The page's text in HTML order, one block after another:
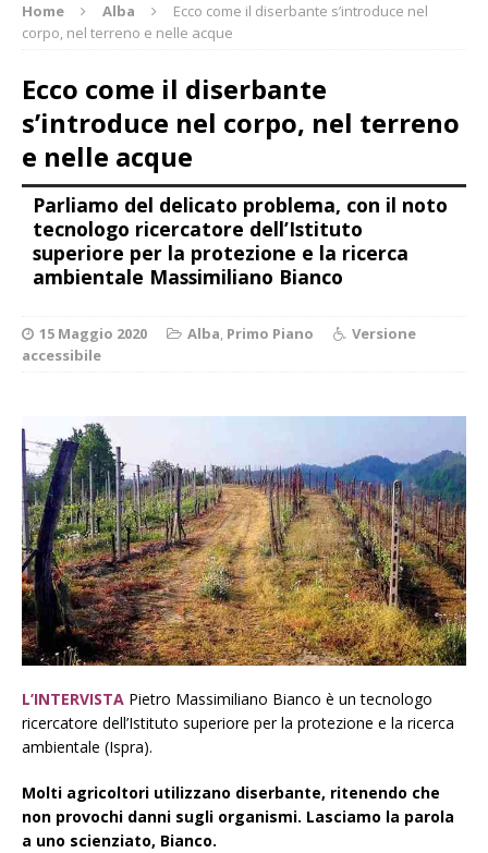
Home Alba
Ecco come il diserbante s’introduce nel
corpo, nel terreno e nelle acque
Ecco come il diserbante
s’introduce nel corpo, nel terreno
e nelle acque
Parliamo del delicato problema, con il noto
tecnologo ricercatore dell’Istituto
superiore per la protezione e la ricerca
ambientale Massimiliano Bianco
15 Maggio 2020 Alba, Primo Piano
Versione
accessibile
L’INTERVISTA Pietro Massimiliano Bianco è un tecnologo
ricercatore dell’Istituto superiore per la protezione e la ricerca
ambientale (Ispra).
Molti agricoltori utilizzano diserbante, ritenendo che
non provochi danni sugli organismi. Lasciamo la parola
a uno scienziato, Bianco.